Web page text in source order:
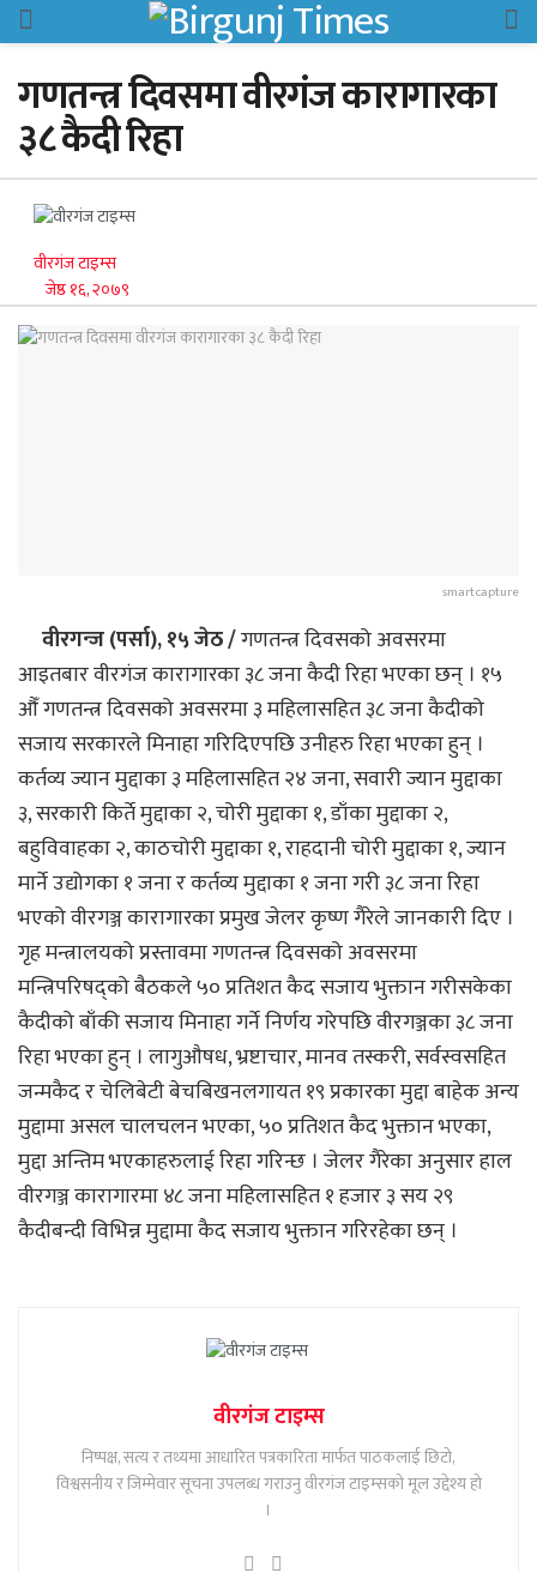
गणतन्त्र दिवसमा वीरगंज कारागारका
३८ कैदी रिहा
वीरगंज टाइम्स
जेष्ठ १६, २०७९
smartcapture
वीरगन्ज (पर्सा), १५ जेठ /गणतन्त्र दिवसको अवसरमा
आइतबार वीरगंज कारागारका ३८ जना कैदी रिहा भएका छन् । १५
औँ गणतन्त्र दिवसको अवसरमा ३ महिलासहित ३८ जना कैदीको
सजाय सरकारले मिनाहा गरिदिएपछि उनीहरु रिहा भएका हुन् ।
कर्तव्य ज्यान मुद्दाका ३ महिलासहित २४ जना, सवारी ज्यान मुद्दाका
३, सरकारी किर्ते मुद्दाका २, चोरी मुद्दाका १, डाँका मुद्दाका २,
बहुविवाहका २, काठचोरी मुद्दाका १, राहदानी चोरी मुद्दाका १, ज्यान
मार्ने उद्योगका १ जना र कर्तव्य मुद्दाका १ जना गरी ३८ जना रिहा
भएको वीरगञ्ज कारागारका प्रमुख जेलर कृष्ण गैरेले जानकारी दिए ।
गृह मन्त्रालयको प्रस्तावमा गणतन्त्र दिवसको अवसरमा
मन्त्रिपरिषद्को बैठकले ५० प्रतिशत कैद सजाय भुक्तान गरीसकेका
कैदीको बाँकी सजाय मिनाहा गर्ने निर्णय गरेपछि वीरगञ्जका ३८ जना
रिहा भएका हुन् । लागुऔषध, भ्रष्टाचार, मानव तस्करी, सर्वस्वसहित
जन्मकैद र चेलिबेटी बेचबिखनलगायत १९ प्रकारका मुद्दा बाहेक अन्य
मुद्दामा असल चालचलन भएका, ५० प्रतिशत कैद भुक्तान भएका,
मुद्दा अन्तिम भएकाहरुलाई रिहा गरिन्छ । जेलर गैरेका अनुसार हाल
वीरगञ्ज कारागारमा ४८ जना महिलासहित १ हजार ३ सय २९
कैदीबन्दी विभिन्न मुद्दामा कैद सजाय भुक्तान गरिरहेका छन् ।
वीरगंज टाइम्स
निष्पक्ष, सत्य र तथ्यमा आधारित पत्रकारिता मार्फत पाठकलाई छिटो,
विश्वसनीय र जिम्मेवार सूचना उपलब्ध गराउनु वीरगंज टाइम्सको मूल उद्देश्य हो
।